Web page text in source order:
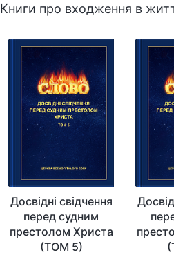
Книги про входження в
Досвідні свідчення
перед судним
престолом Христа
(ТОМ 5)